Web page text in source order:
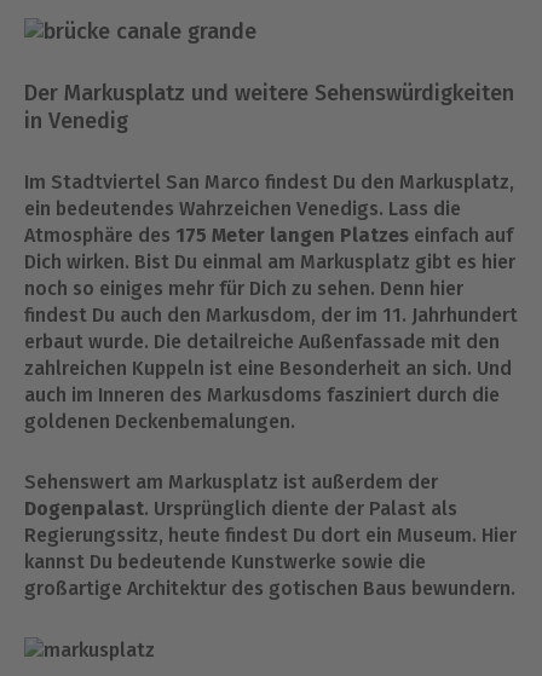
Der Markusplatz und weitere Sehenswürdigkeiten
in Venedig
Im Stadtviertel San Marco findest Du den Markusplatz,
ein bedeutendes Wahrzeichen Venedigs. Lass die
Atmosphäre des 175 Meter langen Platzes einfach auf
Dich wirken. Bist Du einmal am Markusplatz gibt es hier
noch so einiges mehr für Dich zu sehen. Denn hier
findest Du auch den Markusdom, der im 11. Jahrhundert
erbaut wurde. Die detailreiche Außenfassade mit den
zahlreichen Kuppeln ist eine Besonderheit an sich. Und
auch im Inneren des Markusdoms fasziniert durch die
goldenen Deckenbemalungen.
Sehenswert am Markusplatz ist außerdem der
Dogenpalast. Ursprünglich diente der Palast als
Regierungssitz, heute findest Du dort ein Museum. Hier
kannst Du bedeutende Kunstwerke sowie die
großartige Architektur des gotischen Baus bewundern.